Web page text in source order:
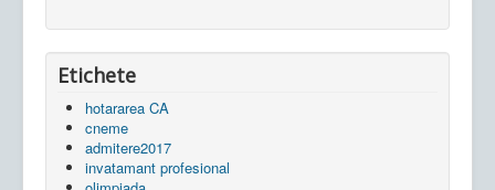
Etichete
hotararea CA
cneme
admitere2017
invatamant profesional